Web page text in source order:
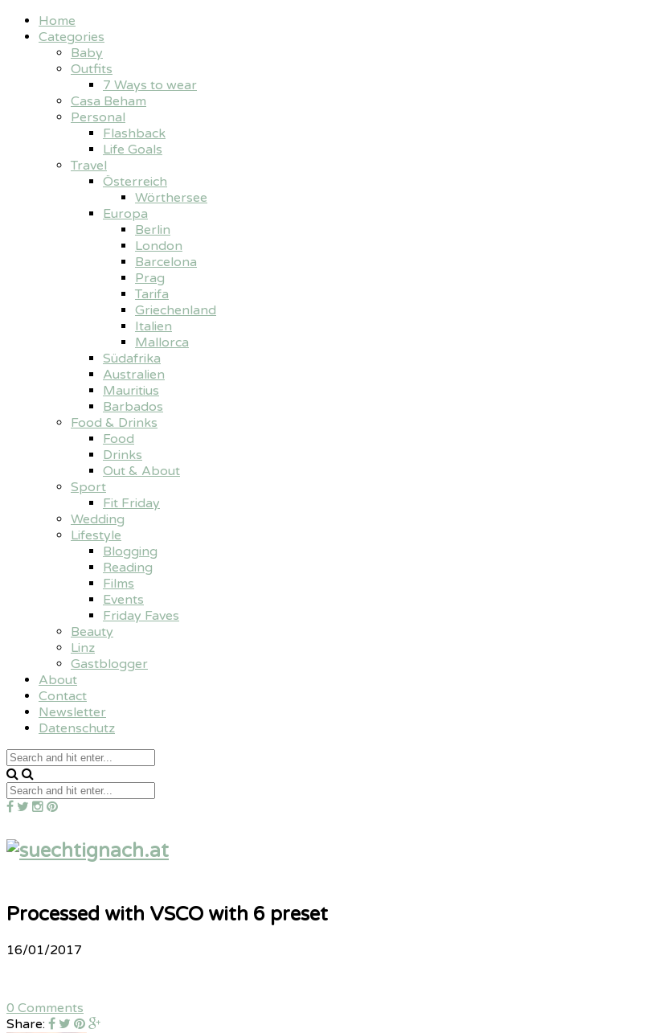
Home
Categories
Baby
Outfits
7 Ways to wear
Casa Beham
Personal
Flashback
Life Goals
Travel
Österreich
Wörthersee
Europa
Berlin
London
Barcelona
Prag
Tarifa
Griechenland
Italien
Mallorca
Südafrika
Australien
Mauritius
Barbados
Food & Drinks
Food
Drinks
Out & About
Sport
Fit Friday
Wedding
Lifestyle
Blogging
Reading
Films
Events
Friday Faves
Beauty
Linz
Gastblogger
About
Contact
Newsletter
Datenschutz
Processed with VSCO with 6 preset
16/01/2017
0 Comments
Share: